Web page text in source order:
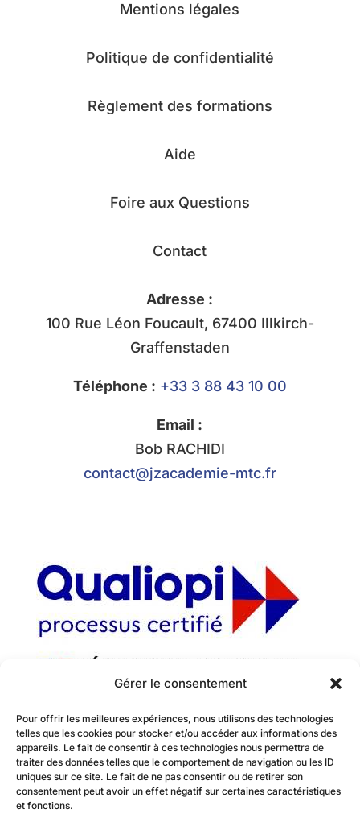
Gérer le consentement
Pour offrir les meilleures expériences, nous utilisons des technologies
telles que les cookies pour stocker et/ou accéder aux informations des
appareils. Le fait de consentir à ces technologies nous permettra de
traiter des données telles que le comportement de navigation ou les ID
uniques sur ce site. Le fait de ne pas consentir ou de retirer son
consentement peut avoir un effet négatif sur certaines caractéristiques
et fonctions.
Mentions légales
Politique de confidentialité
Règlement des formations
Aide
Foire aux Questions
Contact
Adresse :
100 Rue Léon Foucault, 67400 Illkirch-
Graffenstaden
Téléphone : +33 3 88 43 10 00
Email :
Bob RACHIDI
contact@jzacademie-mtc.fr
titre de la catégorie d’action suivante :
actions de formation